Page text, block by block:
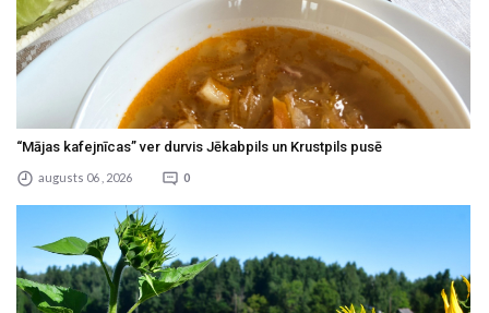
“Mājas kafejnīcas” ver durvis Jēkabpils un Krustpils pusē
augusts 06 , 2026 0